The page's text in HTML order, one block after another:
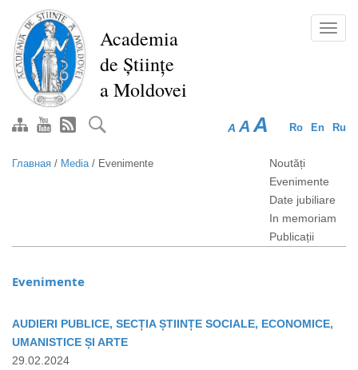
Перейти
основному
содержанию
Academia
de Științe
a Moldovei
Ro En Ru
A A A
Главная / Media/ Evenimente
Noutăți
Evenimente
Date jubiliare
In memoriam
Publicații
Evenimente
AUDIERI PUBLICE, SECȚIA ȘTIINȚE SOCIALE, ECONOMICE,
UMANISTICE ȘI ARTE
29.02.2024